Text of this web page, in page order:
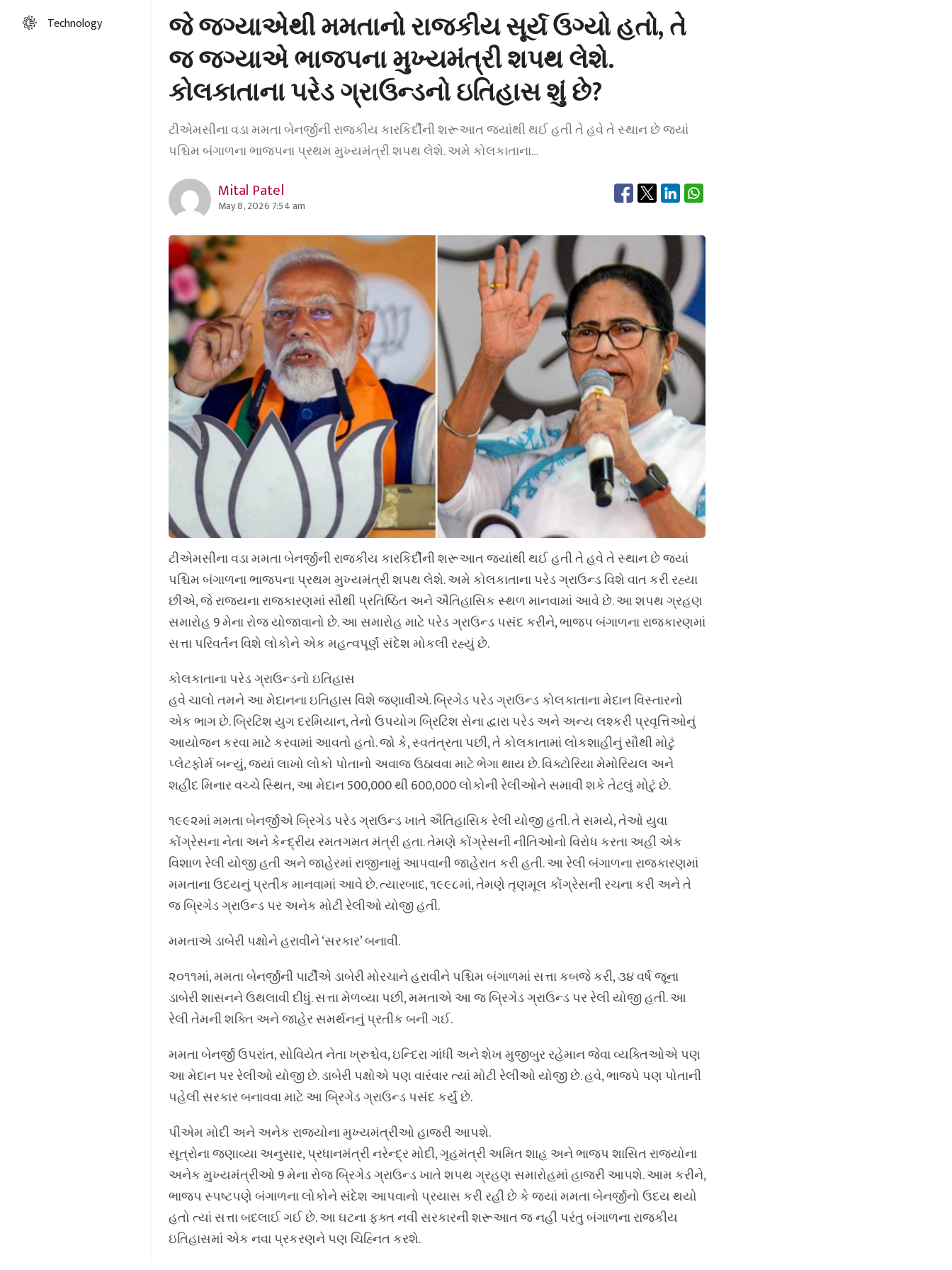
Technology
જે જગ્યાએથી મમતાનો રાજકીય સૂર્ય ઉગ્યો હતો, તે
જ જગ્યાએ ભાજપના મુખ્યમંત્રી શપથ લેશે.
કોલકાતાના પરેડ ગ્રાઉન્ડનો ઇતિહાસ શું છે?
ટીએમસીના વડા મમતા બેનર્જીની રાજકીય કારકિર્દીની શરૂઆત જ્યાંથી થઈ હતી તે હવે તે સ્થાન છે જ્યાં
પશ્ચિમ બંગાળના ભાજપના પ્રથમ મુખ્યમંત્રી શપથ લેશે. અમે કોલકાતાના…
Mital Patel
May 8, 2026 7:54 am
ટીએમસીના વડા મમતા બેનર્જીની રાજકીય કારકિર્દીની શરૂઆત જ્યાંથી થઈ હતી તે હવે તે સ્થાન છે જ્યાં
પશ્ચિમ બંગાળના ભાજપના પ્રથમ મુખ્યમંત્રી શપથ લેશે. અમે કોલકાતાના પરેડ ગ્રાઉન્ડ વિશે વાત કરી રહ્યા
છીએ, જે રાજ્યના રાજકારણમાં સૌથી પ્રતિષ્ઠિત અને ઐતિહાસિક સ્થળ માનવામાં આવે છે. આ શપથ ગ્રહણ
સમારોહ 9 મેના રોજ યોજાવાનો છે. આ સમારોહ માટે પરેડ ગ્રાઉન્ડ પસંદ કરીને, ભાજપ બંગાળના રાજકારણમાં
સત્તા પરિવર્તન વિશે લોકોને એક મહત્વપૂર્ણ સંદેશ મોકલી રહ્યું છે.
કોલકાતાના પરેડ ગ્રાઉન્ડનો ઇતિહાસ
હવે ચાલો તમને આ મેદાનના ઇતિહાસ વિશે જણાવીએ. બ્રિગેડ પરેડ ગ્રાઉન્ડ કોલકાતાના મેદાન વિસ્તારનો
એક ભાગ છે. બ્રિટિશ યુગ દરમિયાન, તેનો ઉપયોગ બ્રિટિશ સેના દ્વારા પરેડ અને અન્ય લશ્કરી પ્રવૃત્તિઓનું
આયોજન કરવા માટે કરવામાં આવતો હતો. જો કે, સ્વતંત્રતા પછી, તે કોલકાતામાં લોકશાહીનું સૌથી મોટું
પ્લેટફોર્મ બન્યું, જ્યાં લાખો લોકો પોતાનો અવાજ ઉઠાવવા માટે ભેગા થાય છે. વિક્ટોરિયા મેમોરિયલ અને
શહીદ મિનાર વચ્ચે સ્થિત, આ મેદાન 500,000 થી 600,000 લોકોની રેલીઓને સમાવી શકે તેટલું મોટું છે.
૧૯૯૨માં મમતા બેનર્જીએ બ્રિગેડ પરેડ ગ્રાઉન્ડ ખાતે ઐતિહાસિક રેલી યોજી હતી. તે સમયે, તેઓ યુવા
કોંગ્રેસના નેતા અને કેન્દ્રીય રમતગમત મંત્રી હતા. તેમણે કોંગ્રેસની નીતિઓનો વિરોધ કરતા અહીં એક
વિશાળ રેલી યોજી હતી અને જાહેરમાં રાજીનામું આપવાની જાહેરાત કરી હતી. આ રેલી બંગાળના રાજકારણમાં
મમતાના ઉદયનું પ્રતીક માનવામાં આવે છે. ત્યારબાદ, ૧૯૯૮માં, તેમણે તૃણમૂલ કોંગ્રેસની રચના કરી અને તે
જ બ્રિગેડ ગ્રાઉન્ડ પર અનેક મોટી રેલીઓ યોજી હતી.
મમતાએ ડાબેરી પક્ષોને હરાવીને ‘સરકાર’ બનાવી.
૨૦૧૧માં, મમતા બેનર્જીની પાર્ટીએ ડાબેરી મોરચાને હરાવીને પશ્ચિમ બંગાળમાં સત્તા કબજે કરી, ૩૪ વર્ષ જૂના
ડાબેરી શાસનને ઉથલાવી દીધું. સત્તા મેળવ્યા પછી, મમતાએ આ જ બ્રિગેડ ગ્રાઉન્ડ પર રેલી યોજી હતી. આ
રેલી તેમની શક્તિ અને જાહેર સમર્થનનું પ્રતીક બની ગઈ.
મમતા બેનર્જી ઉપરાંત, સોવિયેત નેતા ખ્રુશ્ચેવ, ઇન્દિરા ગાંધી અને શેખ મુજીબુર રહેમાન જેવા વ્યક્તિઓએ પણ
આ મેદાન પર રેલીઓ યોજી છે. ડાબેરી પક્ષોએ પણ વારંવાર ત્યાં મોટી રેલીઓ યોજી છે. હવે, ભાજપે પણ પોતાની
પહેલી સરકાર બનાવવા માટે આ બ્રિગેડ ગ્રાઉન્ડ પસંદ કર્યું છે.
પીએમ મોદી અને અનેક રાજ્યોના મુખ્યમંત્રીઓ હાજરી આપશે.
સૂત્રોના જણાવ્યા અનુસાર, પ્રધાનમંત્રી નરેન્દ્ર મોદી, ગૃહમંત્રી અમિત શાહ અને ભાજપ શાસિત રાજ્યોના
અનેક મુખ્યમંત્રીઓ 9 મેના રોજ બ્રિગેડ ગ્રાઉન્ડ ખાતે શપથ ગ્રહણ સમારોહમાં હાજરી આપશે. આમ કરીને,
ભાજપ સ્પષ્ટપણે બંગાળના લોકોને સંદેશ આપવાનો પ્રયાસ કરી રહી છે કે જ્યાં મમતા બેનર્જીનો ઉદય થયો
હતો ત્યાં સત્તા બદલાઈ ગઈ છે. આ ઘટના ફક્ત નવી સરકારની શરૂઆત જ નહીં પરંતુ બંગાળના રાજકીય
ઇતિહાસમાં એક નવા પ્રકરણને પણ ચિહ્નિત કરશે.